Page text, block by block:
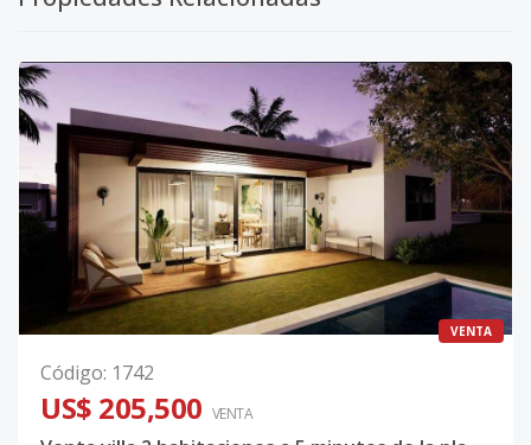
VENTA
Código: 1742
US$ 205,500 VENTA